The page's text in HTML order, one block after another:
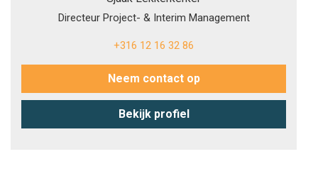
Directeur Project- & Interim Management
+316 12 16 32 86
Neem contact op
Bekijk profiel